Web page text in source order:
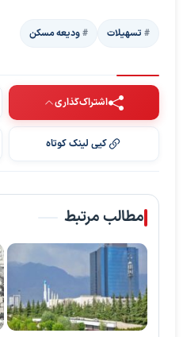
تسهیلات ودیعه مسکن
اشتراک‌گذاری
کپی لینک کوتاه
مطالب مرتبط